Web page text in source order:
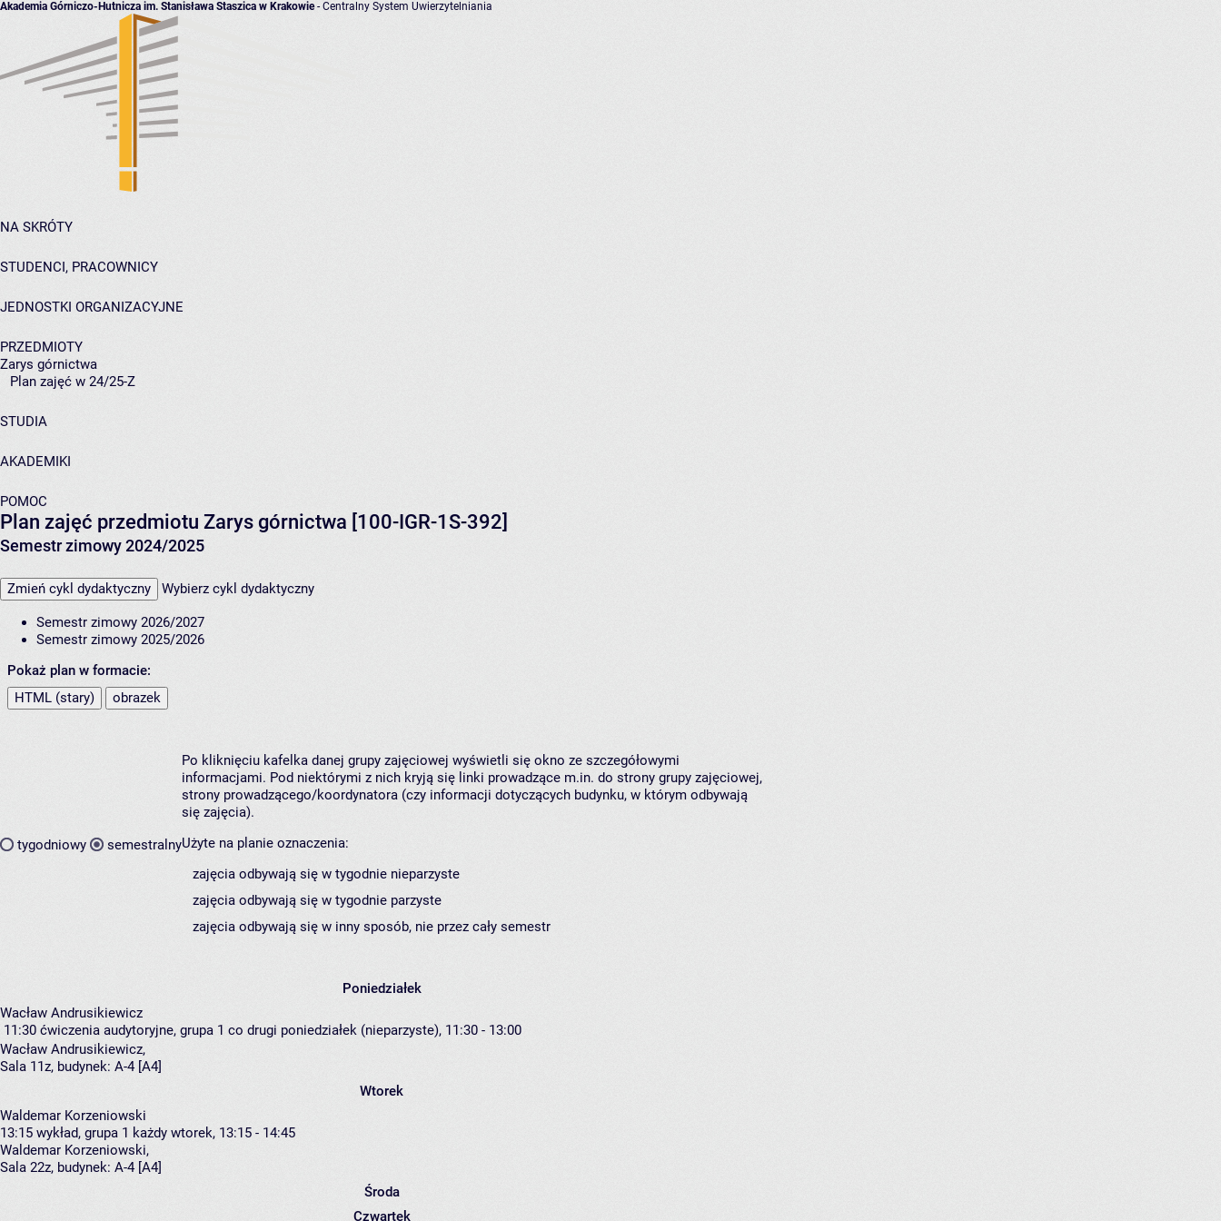
Akademia Górniczo-Hutnicza im. Stanisława Staszica w Krakowie- Centralny System Uwierzytelniania
NA SKRÓTY
STUDENCI, PRACOWNICY
JEDNOSTKI ORGANIZACYJNE
PRZEDMIOTY
Zarys górnictwa
Plan zajęć w 24/25-Z
STUDIA
AKADEMIKI
POMOC
Plan zajęć przedmiotu Zarys górnictwa [100-IGR-1S-392]
Semestr zimowy 2024/2025
Zmień cykl dydaktyczny Wybierz cykl dydaktyczny
Semestr zimowy 2026/2027
Semestr zimowy 2025/2026
Pokaż plan w formacie:
HTML (stary)
obrazek
tygodniowy semestralny
Po kliknięciu kafelka danej grupy zajęciowej wyświetli się okno ze szczegółowymi
informacjami. Pod niektórymi z nich kryją się linki prowadzące m.in. do strony grupy zajęciowej,
strony prowadzącego/koordynatora (czy informacji dotyczących budynku, w którym odbywają
się zajęcia).
Użyte na planie oznaczenia:
zajęcia odbywają się w tygodnie nieparzyste
zajęcia odbywają się w tygodnie parzyste
zajęcia odbywają się w inny sposób, nie przez cały semestr
Poniedziałek
Wacław Andrusikiewicz
11:30 ćwiczenia audytoryjne, grupa 1 co drugi poniedziałek (nieparzyste), 11:30 - 13:00
Wacław Andrusikiewicz,
Sala 11z, budynek: A-4 [A4]
Wtorek
Waldemar Korzeniowski
13:15 wykład, grupa 1 każdy wtorek, 13:15 - 14:45
Waldemar Korzeniowski,
Sala 22z, budynek: A-4 [A4]
Środa
Czwartek